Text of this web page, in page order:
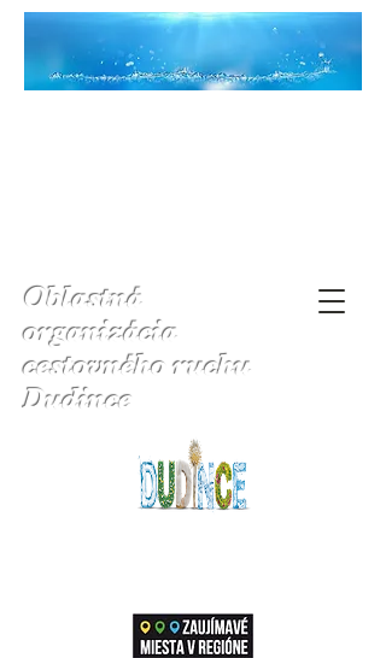
Oblastná
organizácia
cestovného ruchu
Dudince